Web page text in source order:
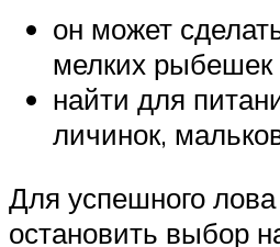
он может
мелких рыбешек
найти для
личинок,
Для успешного
остановить выбор